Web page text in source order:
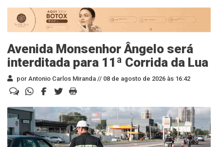
Avenida Monsenhor Ângelo será
interditada para 11ª Corrida da Lua
por Antonio Carlos Miranda // 08 de agosto de 2026 às 16:42